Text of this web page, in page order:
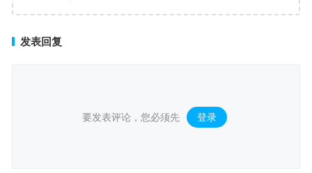
发表回复
要发表评论，您必须先 登录 。